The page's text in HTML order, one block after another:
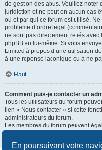
En poursuivant votre
de gestion des abus. Veuillez noter
juridiction et ne peut en aucun cas
où et par qui ce forum est utilisé.
problème d’ordre légal
ne sont pas directement reliés avec
phpBB en lui-même. Si vous
Limited à propos d’une utilisation
à une réponse laconique ou à ne
Haut
Comment puis-je contacter un
Tous les utilisateurs du forum
lien « Nous contacter » si cette
administrateurs du forum.
Les membres du forum peuvent
Haut